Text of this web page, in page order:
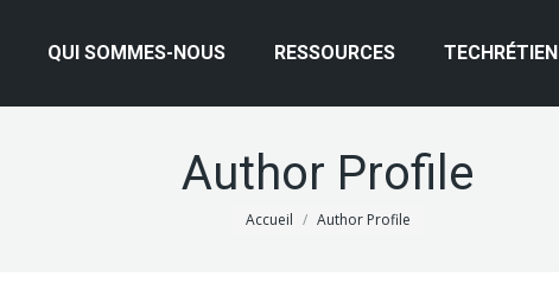
QUI SOMMES-NOUS RESSOURCES TECHRÉTIEN
Author Profile
Vous êtes ici :
Accueil Author Profile